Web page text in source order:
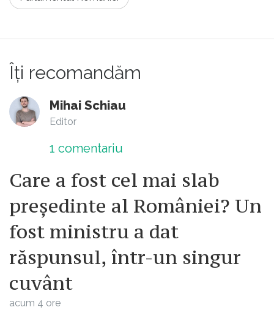
Îți recomandăm
Mihai Schiau
Editor
1 comentariu
Care a fost cel mai slab
președinte al României? Un
fost ministru a dat
răspunsul, într-un singur
cuvânt
acum 4 ore